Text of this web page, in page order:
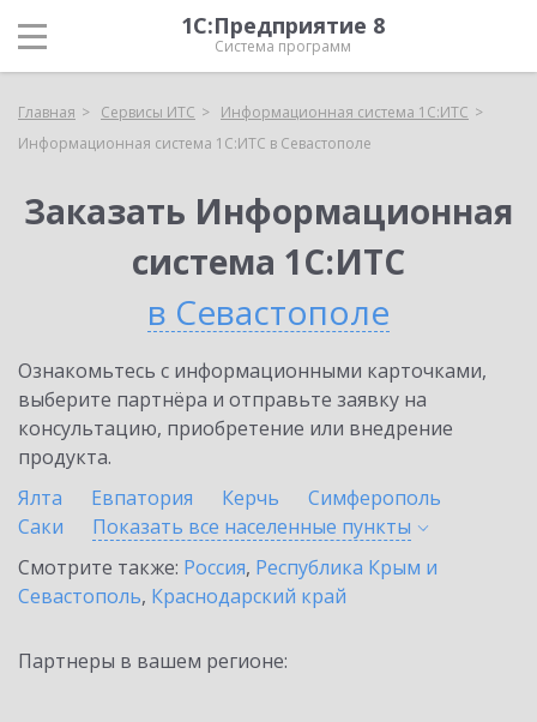
1С:Предприятие 8
Система программ
Главная Сервисы ИТС
Информационная система 1С:ИТС
Информационная система 1С:ИТС в Севастополе
Заказать Информационная
система 1С:ИТС
в Севастополе
Ознакомьтесь с информационными карточками,
выберите партнёра и отправьте заявку на
консультацию, приобретение или внедрение
продукта.
Ялта
Евпатория Керчь
Симферополь
Саки
Показать все населенные пункты
Смотрите также: Россия, Республика Крым и
Севастополь, Краснодарский край
Партнеры в вашем регионе: